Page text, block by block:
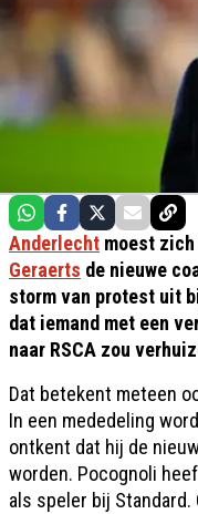
Anderlecht moest
Geraerts de nieuwe
storm van protest uit
dat iemand met een
naar RSCA zou
Dat betekent meteen
In een mededeling
ontkent dat hij de
worden. Pocognoli
als speler bij